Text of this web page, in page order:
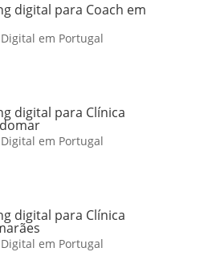
digital para Coach em
em Portugal
digital para Clínica
em Portugal
digital para Clínica
em Portugal